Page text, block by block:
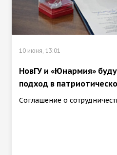
10 июня, 13:01
НовГУ и «Юнармия»
подход в
Соглашение о